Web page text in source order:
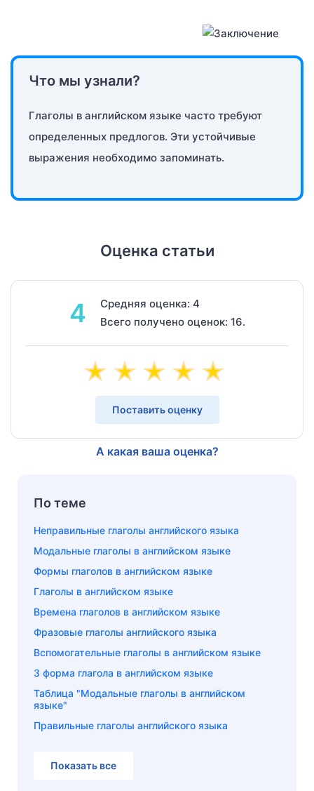
Что мы узнали?
Глаголы в английском языке часто требуют
определенных предлогов. Эти устойчивые
выражения необходимо запоминать.
Оценка статьи
4
Средняя оценка: 4
Всего получено оценок: 16.
Поставить оценку
А какая ваша оценка?
По теме
Неправильные глаголы английского языка
Модальные глаголы в английском языке
Формы глаголов в английском языке
Глаголы в английском языке
Времена глаголов в английском языке
Фразовые глаголы английского языка
Вспомогательные глаголы в английском языке
3 форма глагола в английском языке
Таблица "Модальные глаголы в английском
языке"
Правильные глаголы английского языка
Показать все